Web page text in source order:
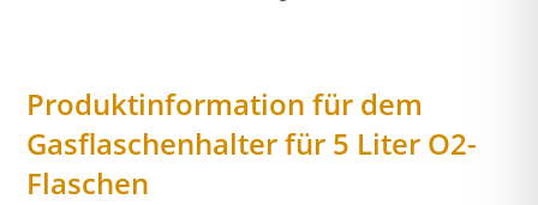
Produktinformation für dem
Gasflaschenhalter für 5 Liter O2-
Flaschen